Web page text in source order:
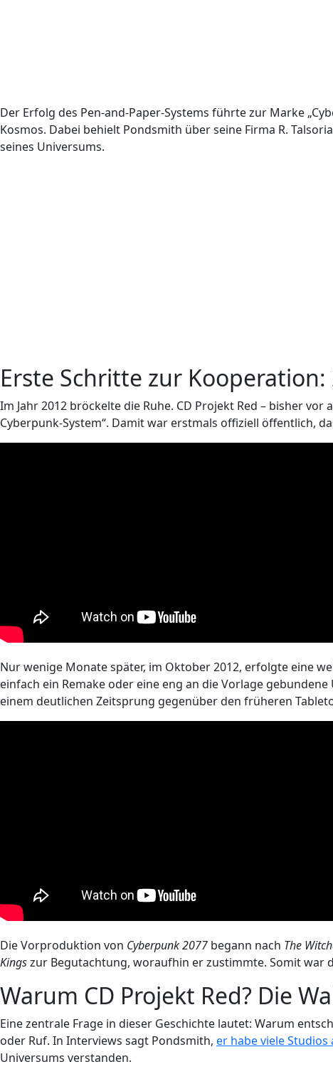
Der Erfolg des Pen-and-Paper-Systems führte zur Marke
Kosmos. Dabei behielt Pondsmith über seine Firma R.
seines Universums.
Erste Schritte zur
Im Jahr 2012 bröckelte die Ruhe. CD Projekt Red – bisher vor
Cyberpunk-System“. Damit war erstmals offiziell öffentlich,
Nur wenige Monate später, im Oktober 2012, erfolgte eine
einfach ein Remake oder eine eng an die Vorlage
einem deutlichen Zeitsprung gegenüber den früheren
Die Vorproduktion von Cyberpunk 2077 begann nach The
Kingszur Begutachtung, woraufhin er zustimmte. Somit war
Warum CD Projekt Red? Die
Eine zentrale Frage in dieser Geschichte lautet: Warum
oder Ruf. In Interviews sagt Pondsmith, er habe viele
Universums verstanden.